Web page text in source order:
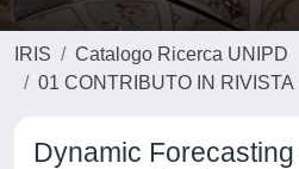
IRIS
Catalogo Ricerca UNIPD
01 CONTRIBUTO IN RIVISTA
Dynamic